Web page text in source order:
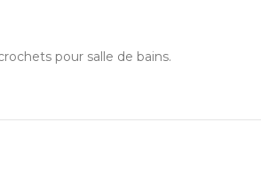
pour salle de bains.